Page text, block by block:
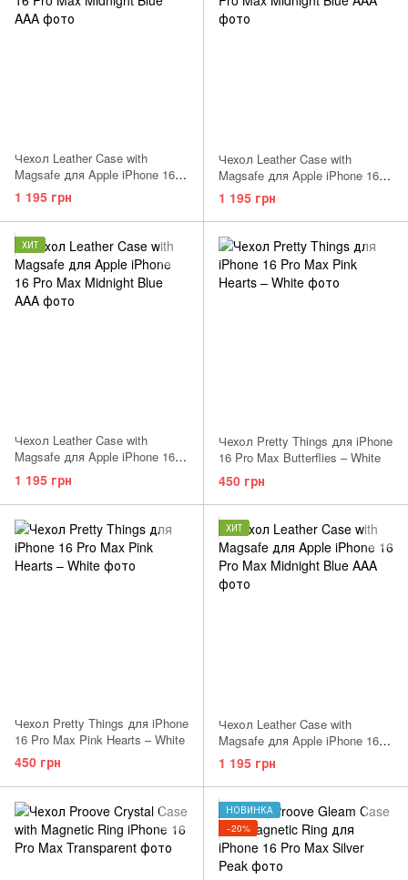
Чехол Leather Case with
Magsafe для Apple iPhone 16
Pro Max Midnight Blue AAA
1 195 грн
Чехол Leather Case with
Magsafe для Apple iPhone 16
Pro Max Black AAA
1 195 грн
ХИТ
Чехол Leather Case with
Magsafe для Apple iPhone 16
Pro Max Light Gray AAA
1 195 грн
Чехол Pretty Things для iPhone
16 Pro Max Butterflies – White
450 грн
Чехол Pretty Things для iPhone
16 Pro Max Pink Hearts – White
450 грн
ХИТ
Чехол Leather Case with
Magsafe для Apple iPhone 16
Pro Max Fir Green AAA
1 195 грн
НОВИНКА
−20%